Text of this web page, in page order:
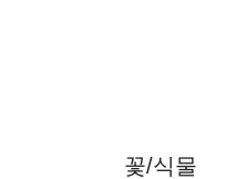
꽃/식물